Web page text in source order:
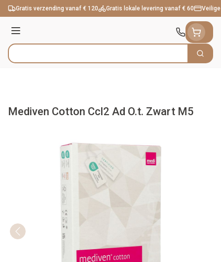
Ga naar de inhoud
Gratis verzending vanaf € 120 Gratis lokale levering vanaf € 60
Menu
Product, merk, categorie... Zoek
Mediven Cotton Ccl2 Ad O.t. Zwart M5